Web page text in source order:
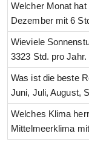
Welcher Monat
Dezember mit 6
Wieviele
3323 Std. pro Jahr.
Was ist die beste
Juni, Juli, August,
Welches Klima
Mittelmeerklima